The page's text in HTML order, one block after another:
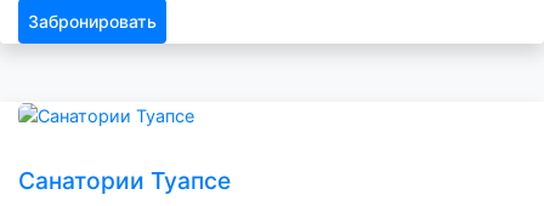
Забронировать
Санатории Туапсе